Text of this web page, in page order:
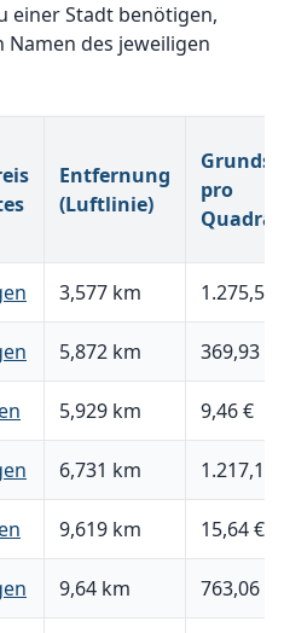
einer Stadt benötigen,
Namen des jeweiligen
Entfernung
(Luftlinie)
pro
3,577 km 1.275,58
5,872 km 369,93 €
5,929 km 9,46 €
6,731 km 1.217,16
9,619 km 15,64 €
9,64 km 763,06 €